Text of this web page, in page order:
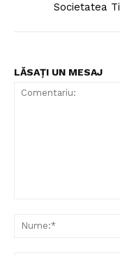
Societatea
LĂSAȚI UN MESAJ